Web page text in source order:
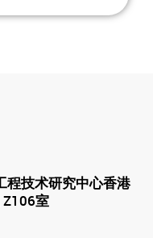
程技术研究中心香港
Z106室